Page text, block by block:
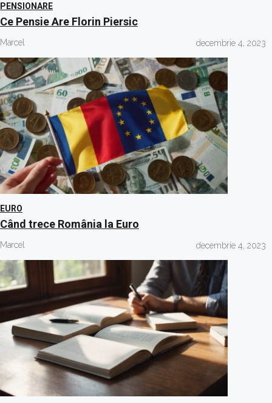
PENSIONARE
Ce Pensie Are Florin Piersic
Marcel decembrie 4, 2023
EURO
Când trece România la Euro
Marcel decembrie 4, 2023